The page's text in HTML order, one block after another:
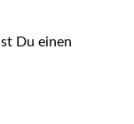
Du einen